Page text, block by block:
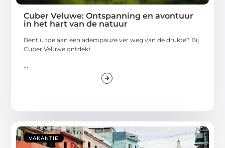
Cuber Veluwe: Ontspanning en avontuur
in het hart van de natuur
Bent u toe aan een adempauze ver weg van de drukte? Bij
Cuber Veluwe ontdekt
VAKANTIE